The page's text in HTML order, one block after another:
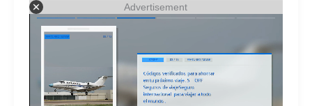
Advertisement